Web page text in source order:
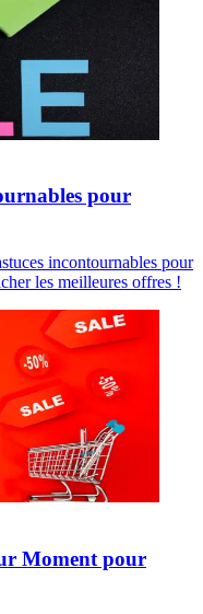
pour
incontournables pour
les meilleures offres !
Moment pour